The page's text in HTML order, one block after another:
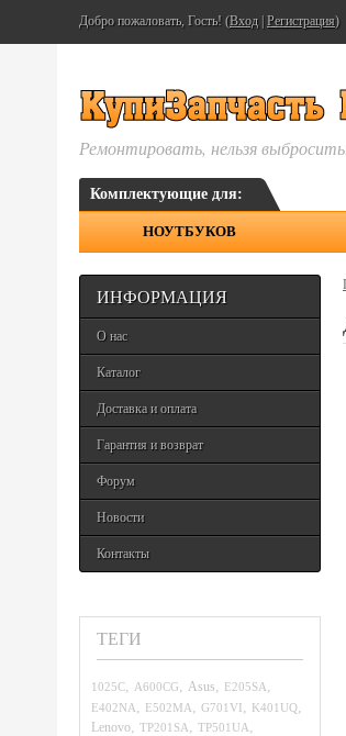
Добро пожаловать, Гость! (Вход Регистрация)
Ремонтировать, нельзя
Комплектующие для:
НОУТБУКОВ
ИНФОРМАЦИЯ
О нас
Каталог
Доставка и оплата
Гарантия и возврат
Форум
Новости
Контакты
ТЕГИ
1025C, A600CG, Asus, E205SA,
E402NA, E502MA, G701VI, K401UQ,
Lenovo, TP201SA, TP501UA,